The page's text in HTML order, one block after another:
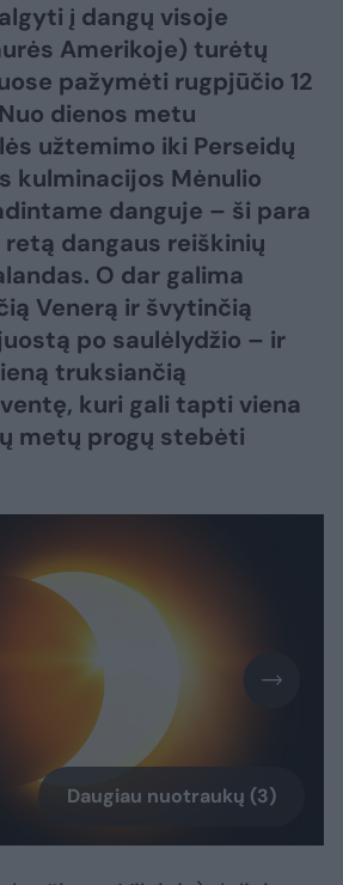
į dangų visoje
Amerikoje) turėtų
pažymėti rugpjūčio 12
dienos metu
užtemimo iki Perseidų
kulminacijos Mėnulio
danguje – ši para
dangaus reiškinių
O dar galima
Venerą ir švytinčią
po saulėlydžio – ir
truksiančią
kuri gali tapti viena
metų progų stebėti
Daugiau nuotraukų (3)